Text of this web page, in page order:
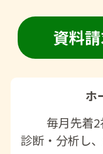
資料
ホ
毎月先着2
診断・分析し